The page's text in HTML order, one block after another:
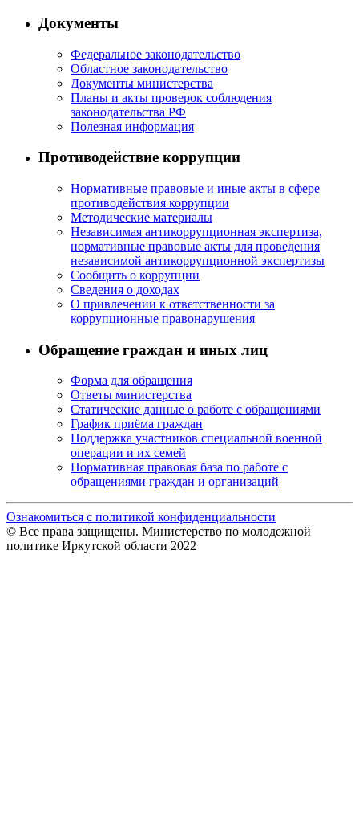
Документы
Федеральное законодательство
Областное законодательство
Документы министерства
Планы и акты проверок соблюдения
законодательства РФ
Полезная информация
Противодействие коррупции
Нормативные правовые и иные акты в сфере
противодействия коррупции
Методические материалы
Независимая антикоррупционная экспертиза,
нормативные правовые акты для проведения
независимой антикоррупционной экспертизы
Сообщить о коррупции
Сведения о доходах
О привлечении к ответственности за
коррупционные правонарушения
Обращение граждан и иных лиц
Форма для обращения
Ответы министерства
Статические данные о работе с обращениями
График приёма граждан
Поддержка участников специальной военной
операции и их семей
Нормативная правовая база по работе с
обращениями граждан и организаций
Ознакомиться с политикой конфиденциальности
© Все права защищены. Министерство по молодежной
политике Иркутской области 2022